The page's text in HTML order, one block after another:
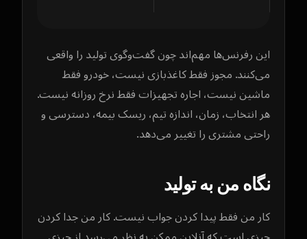
این رفرنس‌ها مهم‌اند چون گفت‌وگوی تولید را واقعی
می‌کنند. مجوز فقط کاغذبازی نیست، خودرو فقط
ماشین نیست، اجاره تجهیزات فقط نرخ روزانه نیست.
هر انتخاب، زمان، اندازه تیم، ریسک بیمه، دسترسی و
راحتی مشتری را تغییر می‌دهد.
نگاه من به تولید
کار من فقط پیدا کردن جواب نیست. کار من جدا کردن